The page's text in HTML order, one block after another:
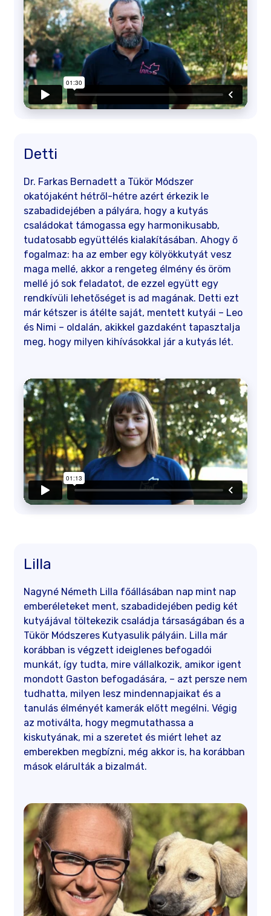
Detti
Dr. Farkas Bernadett a Tükör Módszer
okatójaként hétről-hétre azért érkezik le
szabadidejében a pályára, hogy a kutyás
családokat támogassa egy harmonikusabb,
tudatosabb együttélés kialakításában. Ahogy ő
fogalmaz: ha az ember egy kölyökkutyát vesz
maga mellé, akkor a rengeteg élmény és öröm
mellé jó sok feladatot, de ezzel együtt egy
rendkívüli lehetőséget is ad magának. Detti ezt
már kétszer is átélte saját, mentett kutyái – Leo
és Nimi – oldalán, akikkel gazdaként tapasztalja
meg, hogy milyen kihívásokkal jár a kutyás lét.
Lilla
Nagyné Németh Lilla főállásában nap mint nap
emberéleteket ment, szabadidejében pedig két
kutyájával töltekezik családja társaságában és a
Tükör Módszeres Kutyasulik pályáin. Lilla már
korábban is végzett ideiglenes befogadói
munkát, így tudta, mire vállalkozik, amikor igent
mondott Gaston befogadására, – azt persze nem
tudhatta, milyen lesz mindennapjaikat és a
tanulás élményét kamerák előtt megélni. Végig
az motiválta, hogy megmutathassa a
kiskutyának, mi a szeretet és miért lehet az
emberekben megbízni, még akkor is, ha korábban
mások elárulták a bizalmát.